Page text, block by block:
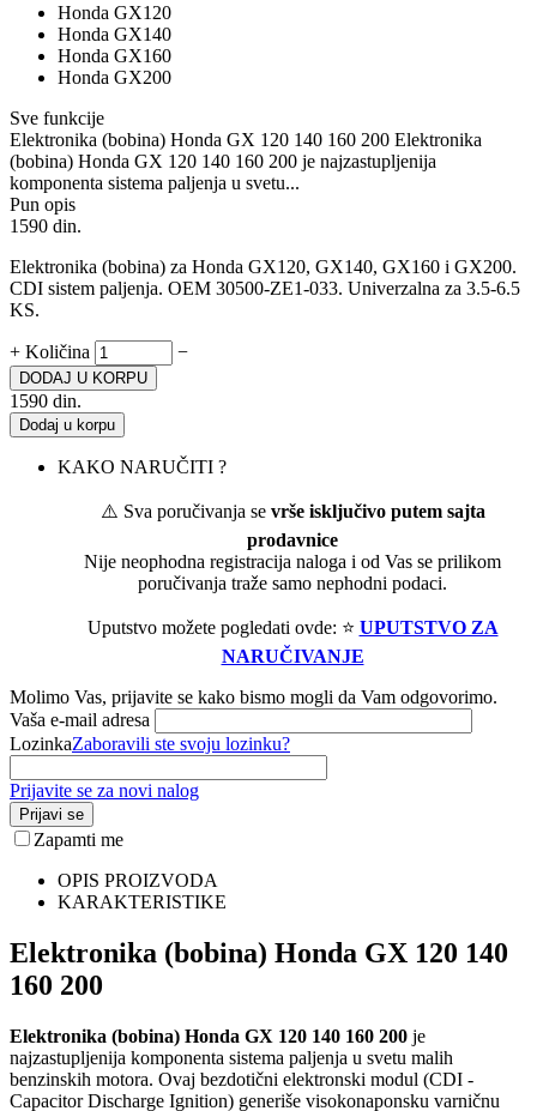
Honda GX120
Honda GX140
Honda GX160
Honda GX200
Sve funkcije
Elektronika (bobina) Honda GX 120 140 160 200 Elektronika
(bobina) Honda GX 120 140 160 200 je najzastupljenija
komponenta sistema paljenja u svetu...
Pun opis
1590 din.
Elektronika (bobina) za Honda GX120, GX140, GX160 i GX200.
CDI sistem paljenja. OEM 30500-ZE1-033. Univerzalna za 3.5-6.5
KS.
+ Količina −
DODAJ U KORPU
1590 din.
Dodaj u korpu
KAKO NARUČITI ?
⚠️ Sva poručivanja se vrše isključivo putem sajta
prodavnice
Nije neophodna registracija naloga i od Vas se prilikom
poručivanja traže samo nephodni podaci.
Uputstvo možete pogledati ovde: ⭐ UPUTSTVO ZA
NARUČIVANJE
Molimo Vas, prijavite se kako bismo mogli da Vam odgovorimo.
Vaša e-mail adresa
LozinkaZaboravili ste svoju lozinku?
Prijavite se za novi nalog
Prijavi se
Zapamti me
OPIS PROIZVODA
KARAKTERISTIKE
Elektronika (bobina) Honda GX 120 140
160 200
Elektronika (bobina) Honda GX 120 140 160 200 je
najzastupljenija komponenta sistema paljenja u svetu malih
benzinskih motora. Ovaj bezdotični elektronski modul (CDI -
Capacitor Discharge Ignition) generiše visokonaponsku varničnu